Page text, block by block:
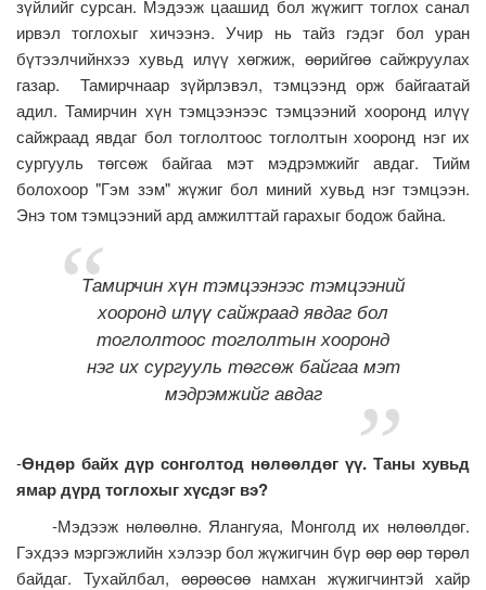
зүйлийг сурсан. Мэдээж цаашид бол жүжигт тоглох санал
ирвэл тоглохыг хичээнэ. Учир нь тайз гэдэг бол уран
бүтээлчийнхээ хувьд илүү хөгжиж, өөрийгөө сайжруулах
газар. Тамирчнаар зүйрлэвэл, тэмцээнд орж байгаатай
адил. Тамирчин хүн тэмцээнээс тэмцээний хооронд илүү
сайжраад явдаг бол тоглолтоос тоглолтын хооронд нэг их
сургууль төгсөж байгаа мэт мэдрэмжийг авдаг. Тийм
болохоор "Гэм зэм" жүжиг бол миний хувьд нэг тэмцээн.
Энэ том тэмцээний ард амжилттай гарахыг бодож байна.
Тамирчин хүн тэмцээнээс тэмцээний
хооронд илүү сайжраад явдаг бол
тоглолтоос тоглолтын хооронд
нэг их сургууль төгсөж байгаа мэт
мэдрэмжийг авдаг
-Өндөр байх дүр сонголтод нөлөөлдөг үү. Таны хувьд
ямар дүрд тоглохыг хүсдэг вэ?
-Мэдээж нөлөөлнө. Ялангуяа, Монголд их нөлөөлдөг.
Гэхдээ мэргэжлийн хэлээр бол жүжигчин бүр өөр өөр төрөл
байдаг. Тухайлбал, өөрөөсөө намхан жүжигчинтэй хайр